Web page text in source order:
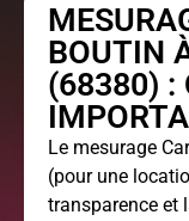
BOUTIN
(68380) :
Le mesurage
(pour une
transparence et